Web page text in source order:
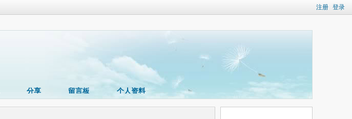
注册 登录
分享 留言板 个人资料